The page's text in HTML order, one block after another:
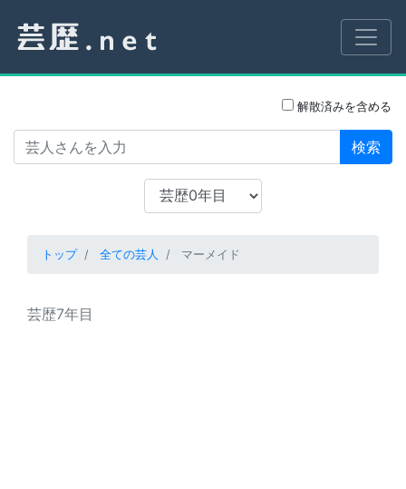
解散済みを含める
検索
トップ 全ての芸人 マーメイド
芸歴7年目